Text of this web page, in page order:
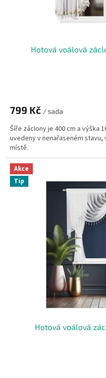
Hotová voálová
799 Kč / sada
Šíře záclony je 400 cm a výška
uvedeny v nenařaseném
místě.
Akce
Tip
Hotová voálová